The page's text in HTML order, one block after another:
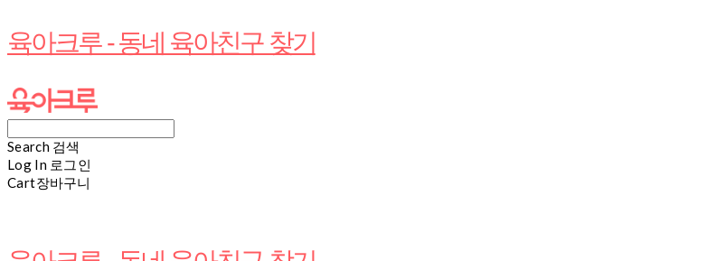
육아크루 - 동네 육아친구 찾기
Search 검색
Log In 로그인
Cart장바구니